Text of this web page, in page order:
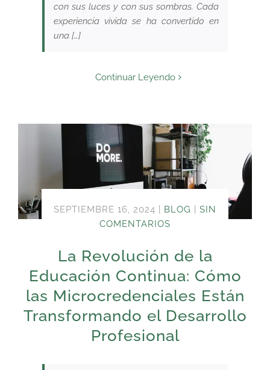
con sus luces y con sus sombras. Cada
experiencia vivida se ha convertido en
una […]
Continuar Leyendo
SEPTIEMBRE 16, 2024 BLOG
SIN
COMENTARIOS
La Revolución de la
Educación Continua: Cómo
las Microcredenciales Están
Transformando el Desarrollo
Profesional